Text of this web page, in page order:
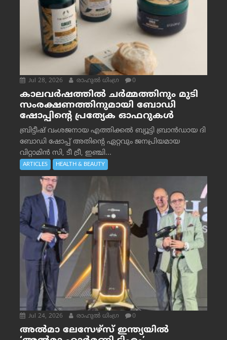
Jul 28, 2026 രാഹുല്‍ ധിംഗ്ര 0
കാലവർഷത്തിൽ ചർമ്മത്തിനും മുടി
സംരക്ഷണത്തിനുമായി ബോഡി
ഷോപ്പിന്റെ പ്രത്യേക ഓഫറുകൾ
ബ്രിട്ടീഷ് വംശജനായ എത്തിക്കൽ ബ്യൂട്ടി ബ്രാൻഡായ ദി
ബോഡി ഷോപ്പ് അതിന്റെ ഏറ്റവും ജനപ്രിയമായ
വിറ്റാമിൻ സി, ടീ ട്രീ, ഇഞ്ചി...
ARTICLES HEALTH & BEAUTY
Jul 24, 2026 രാഹുല്‍ ധിംഗ്ര 0
അൽമാ ലേസേഴ്സ് ഇന്ത്യയിൽ